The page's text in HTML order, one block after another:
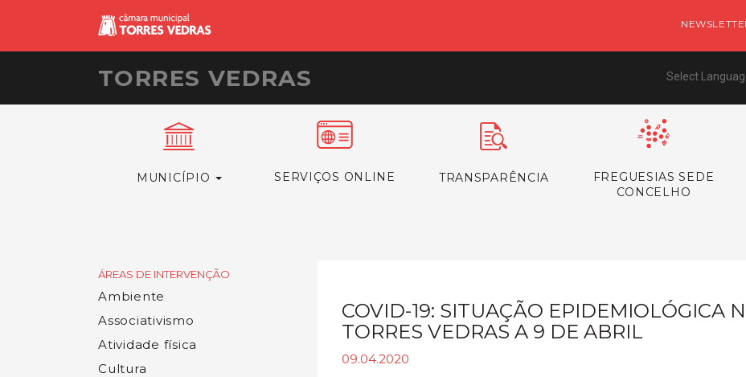
TORRES VEDRAS Select
MUNICÍPIO SERVIÇOS ONLINE TRANSPARÊNCIA
FREGUESIAS SEDE
CONCELHO
ÁREAS DE INTERVENÇÃO
Ambiente
Associativismo
Atividade física
Cultura
COVID-19: SITUAÇÃO EPIDEMIOLÓGICA
TORRES VEDRAS A 9 DE ABRIL
09.04.2020